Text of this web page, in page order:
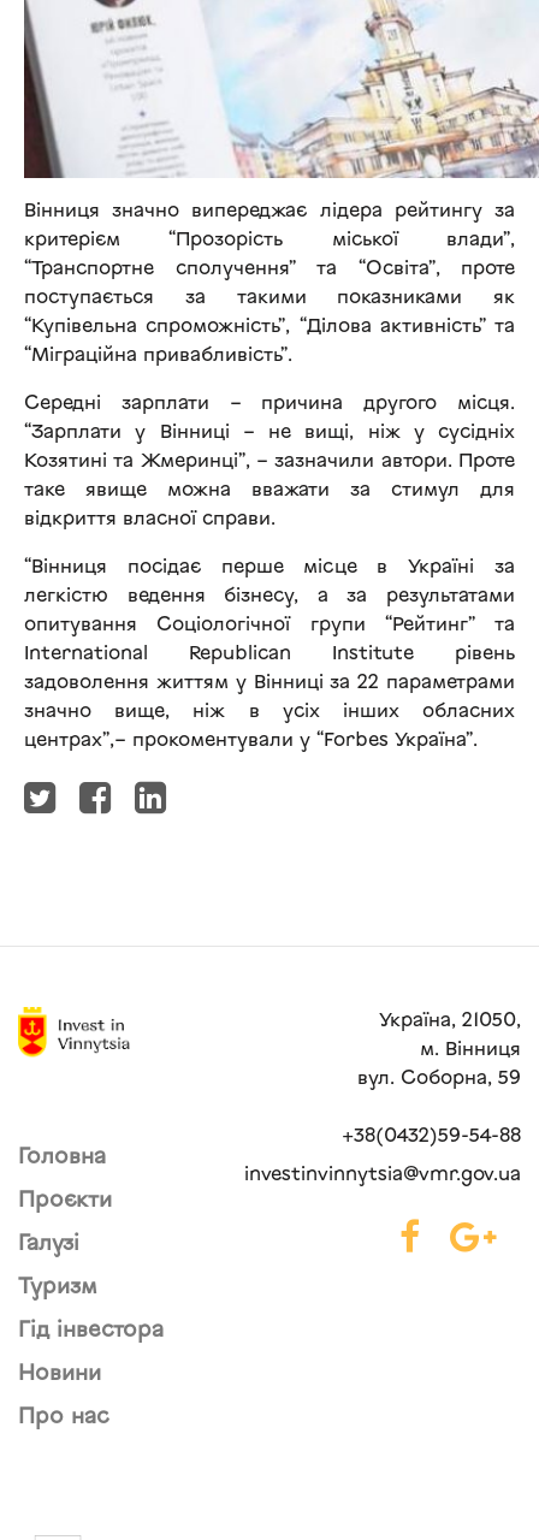
Вінниця значно випереджає лідера рейтингу за
критерієм “Прозорість міської влади”,
“Транспортне сполучення” та “Освіта”, проте
поступається за такими показниками як
“Купівельна спроможність”, “Ділова активність” та
“Міграційна привабливість”.
Середні зарплати – причина другого місця.
“Зарплати у Вінниці – не вищі, ніж у сусідніх
Козятині та Жмеринці”, – зазначили автори. Проте
таке явище можна вважати за стимул для
відкриття власної справи.
“Вінниця посідає перше місце в Україні за
легкістю ведення бізнесу, а за результатами
опитування Соціологічної групи “Рейтинг” та
International Republican Institute рівень
задоволення життям у Вінниці за 22 параметрами
значно вище, ніж в усіх інших обласних
центрах”,– прокоментували у “Forbes Україна”.
Україна, 21050,
м. Вінниця
вул. Соборна, 59
Головна
Проєкти
Галузі
Туризм
Гід інвестора
Новини
Про нас
+38(0432)59-54-88
investinvinnytsia@vmr.gov.ua